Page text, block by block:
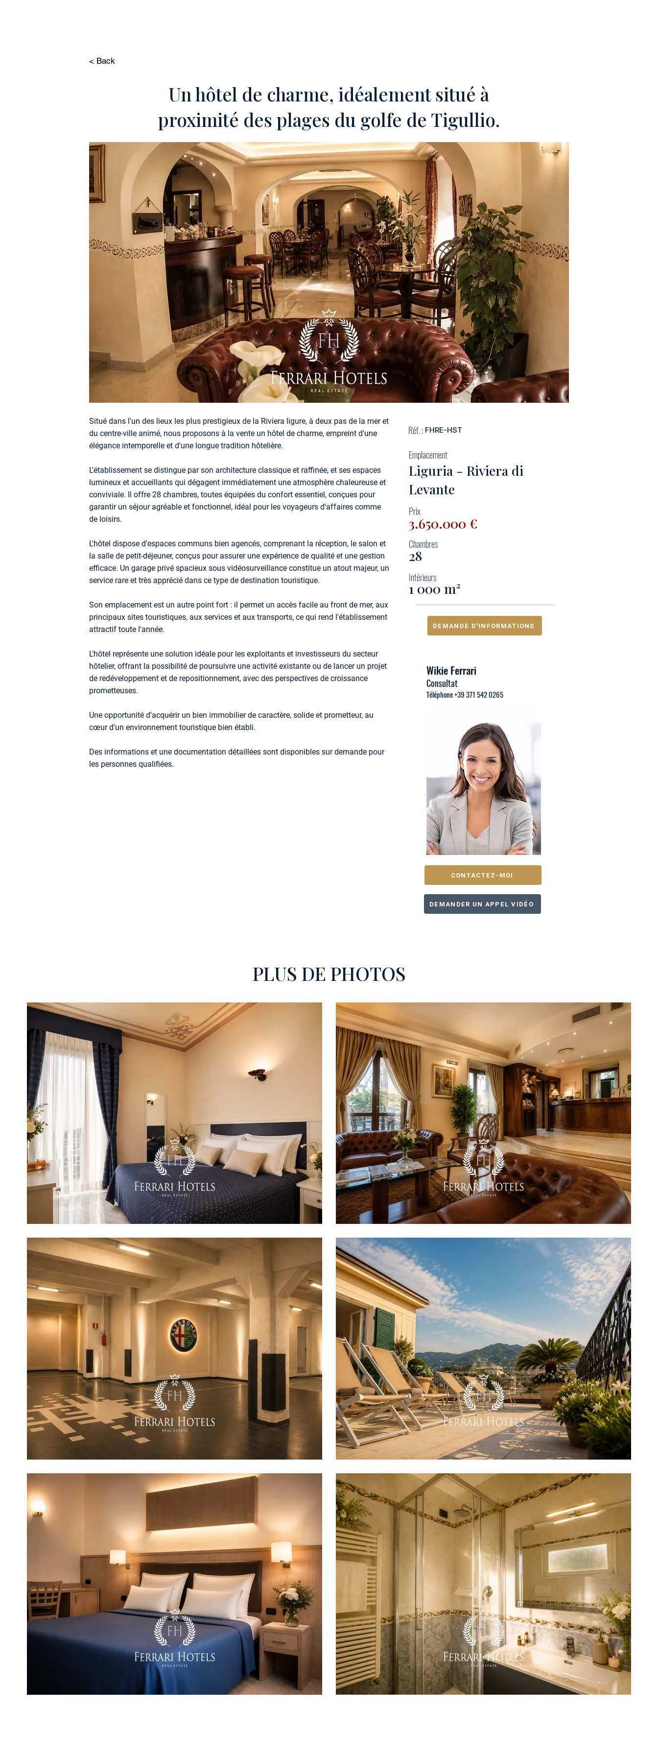
< Back
Un hôtel de charme, idéalement situé à
proximité des plages du golfe de Tigullio.
Situé dans l'un des lieux les plus prestigieux de la Riviera ligure, à deux pas de la mer et
du centre-ville animé, nous proposons à la vente un hôtel de charme, empreint d'une
élégance intemporelle et d'une longue tradition hôtelière.
L'établissement se distingue par son architecture classique et raffinée, et ses espaces
lumineux et accueillants qui dégagent immédiatement une atmosphère chaleureuse et
conviviale. Il offre 28 chambres, toutes équipées du confort essentiel, conçues pour
garantir un séjour agréable et fonctionnel, idéal pour les voyageurs d'affaires comme
de loisirs.
L'hôtel dispose d'espaces communs bien agencés, comprenant la réception, le salon et
la salle de petit-déjeuner, conçus pour assurer une expérience de qualité et une gestion
efficace. Un garage privé spacieux sous vidéosurveillance constitue un atout majeur, un
service rare et très apprécié dans ce type de destination touristique.
Son emplacement est un autre point fort : il permet un accès facile au front de mer, aux
principaux sites touristiques, aux services et aux transports, ce qui rend l'établissement
attractif toute l'année.
L'hôtel représente une solution idéale pour les exploitants et investisseurs du secteur
hôtelier, offrant la possibilité de poursuivre une activité existante ou de lancer un projet
de redéveloppement et de repositionnement, avec des perspectives de croissance
prometteuses.
Une opportunité d'acquérir un bien immobilier de caractère, solide et prometteur, au
cœur d'un environnement touristique bien établi.
Des informations et une documentation détaillées sont disponibles sur demande pour
les personnes qualifiées.
Réf. : FHRE-HST
Emplacement
Liguria - Riviera di
Levante
Prix
3.650.000 €
Chambres
28
Intérieurs
1 000 m²
DEMANDE D'INFORMATIONS
Wikie Ferrari
Consultat
Téléphone +39 371 542 0265
CONTACTEZ-MOI
DEMANDER UN APPEL VIDÉO
PLUS DE PHOTOS